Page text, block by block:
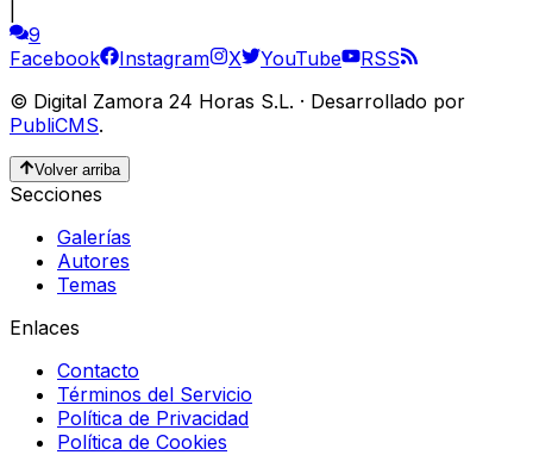
9
Facebook
Instagram X YouTube
RSS
© Digital Zamora 24 Horas S.L. · Desarrollado por
PubliCMS.
Volver arriba
Secciones
Galerías
Autores
Temas
Enlaces
Contacto
Términos del Servicio
Política de Privacidad
Política de Cookies